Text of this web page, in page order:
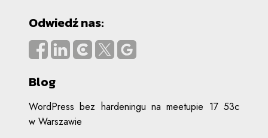
Odwiedź nas:
Blog
WordPress bez hardeningu na meetupie 17 53c
w Warszawie